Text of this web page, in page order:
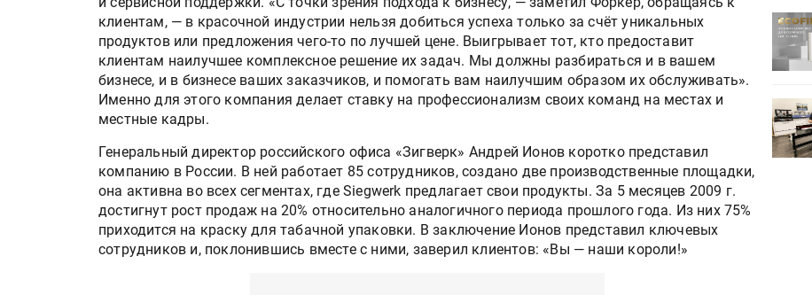
клиентам, — в красочной индустрии нельзя добиться успеха только за счёт уникальных
продуктов или предложения чего-то по лучшей цене. Выигрывает тот, кто предоставит
клиентам наилучшее комплексное решение их задач. Мы должны разбираться и в вашем
бизнесе, и в бизнесе ваших заказчиков, и помогать вам наилучшим образом их обслуживать».
Именно для этого компания делает ставку на профессионализм своих команд на местах и
местные кадры.
Генеральный директор российского офиса «Зигверк» Андрей Ионов коротко представил
компанию в России. В ней работает 85 сотрудников, создано две производственные площадки,
она активна во всех сегментах, где Siegwerk предлагает свои продукты. За 5 месяцев 2009 г.
достигнут рост продаж на 20% относительно аналогичного периода прошлого года. Из них 75%
приходится на краску для табачной упаковки. В заключение Ионов представил ключевых
сотрудников и, поклонившись вместе с ними, заверил клиентов: «Вы — наши короли!»
«Дубль В» расширяет ассортимент
фольги для горячего тиснения
УФ-принтер Mimaki UJV200
«Дубль В» расширяет ассортимент
фольги для горячего тиснения
УФ-принтер Mimaki UJV200